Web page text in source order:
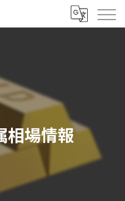
場情報